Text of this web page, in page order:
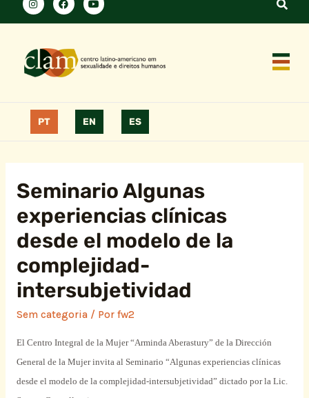
PT EN ES
Seminario Algunas
experiencias clínicas
desde el modelo de la
complejidad-
intersubjetividad
Sem categoria/ Por fw2
El Centro Integral de la Mujer “Arminda Aberastury” de la Dirección
General de la Mujer invita al Seminario “Algunas experiencias clínicas
desdeel modelo de la complejidad-intersubjetividad” dictado porla Lic.